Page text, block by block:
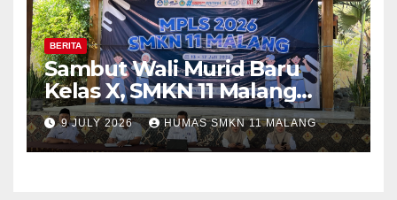
BERITA
Sambut Wali Murid Baru
Kelas X, SMKN 11 Malang
Sosialisasikan Komitmen
“MPLS Ramah”
9 JULY 2026 HUMAS SMKN 11 MALANG